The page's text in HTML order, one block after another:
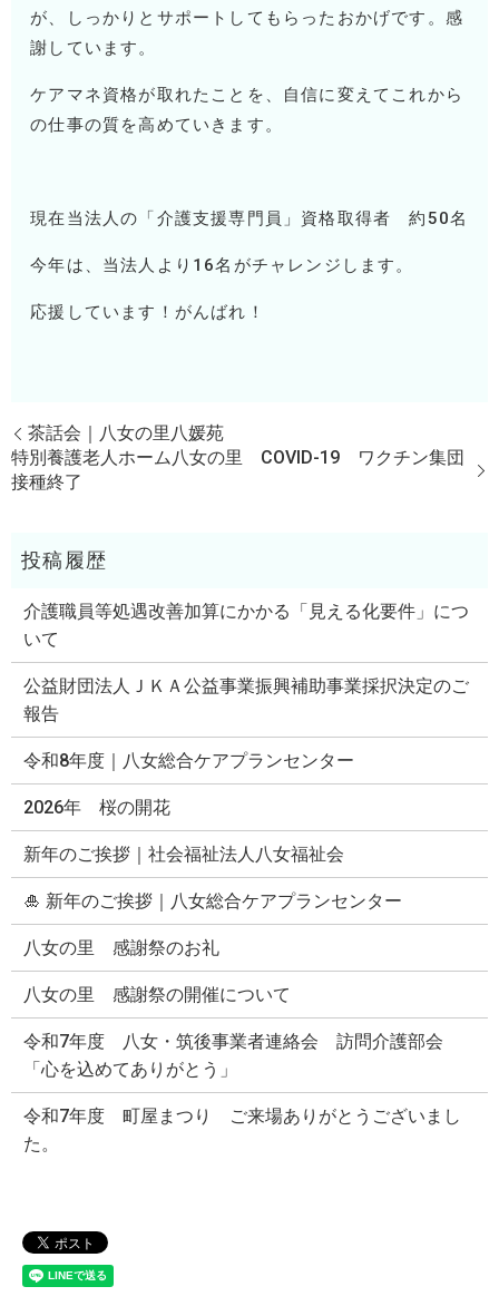
が、しっかりとサポートしてもらったおかげです。感
謝しています。
ケアマネ資格が取れたことを、自信に変えてこれから
の仕事の質を高めていきます。
現在当法人の「介護支援専門員」資格取得者 約50名
今年は、当法人より 16名がチャレンジします。
応援しています！がんばれ！
茶話会｜八女の里八媛苑
特別養護老人ホーム八女の里 COVID-19 ワクチン集団
接種終了
介護職員等処遇改善加算にかかる「見える化要件」につ
いて
公益財団法人ＪＫＡ公益事業振興補助事業採択決定のご
報告
令和8年度｜八女総合ケアプランセンター
2026年 桜の開花
新年のご挨拶｜社会福祉法人八女福祉会
🎍 新年のご挨拶｜八女総合ケアプランセンター
八女の里 感謝祭のお礼
八女の里 感謝祭の開催について
令和7年度 八女・筑後事業者連絡会 訪問介護部会
「心を込めてありがとう」
令和7年度 町屋まつり ご来場ありがとうございまし
た。